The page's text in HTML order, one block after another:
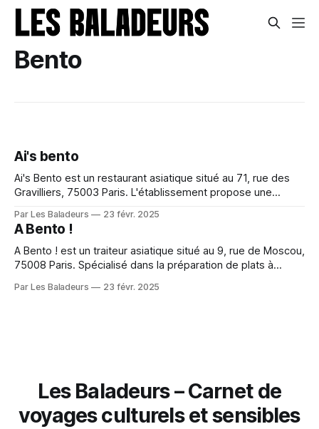
Bento
Ai's bento
Ai's Bento est un restaurant asiatique situé au 71, rue des
Gravilliers, 75003 Paris. L'établissement propose une
végétariens et les végétaliens. Cadre et ambiance Le
restaurant offre une atmosphère chaleureuse et intime,
rappelant une maison
Par Les Baladeurs 23 févr. 2025
A Bento !
A Bento ! est un traiteur asiatique situé au 9, rue de Moscou,
75008 Paris. Spécialisé dans la préparation de plats à
et autres spécialités asiatiques.
Par Les Baladeurs 23 févr. 2025
Les Baladeurs – Carnet de
voyages culturels et sensibles